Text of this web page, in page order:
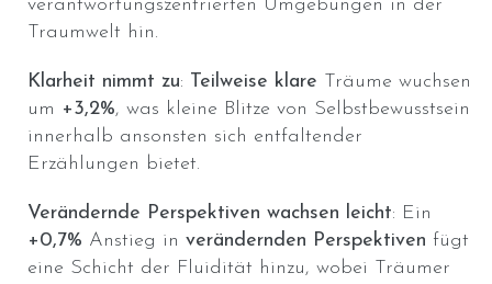
verantwortungszentrierten Umgebungen in der
Traumwelt hin.
Klarheit nimmt zu: Teilweise klare Träume wuchsen
um +3,2%, was kleine Blitze von Selbstbewusstsein
innerhalb ansonsten sich entfaltender
Erzählungen bietet.
Verändernde Perspektiven wachsen leicht: Ein
+0,7% Anstieg in verändernden Perspektiven fügt
eine Schicht der Fluidität hinzu, wobei Träumer